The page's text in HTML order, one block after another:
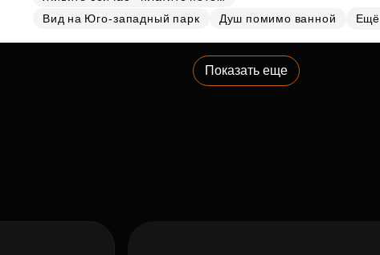
Вид на Юго-западный парк
Душ помимо ванной Ещё
Показать еще